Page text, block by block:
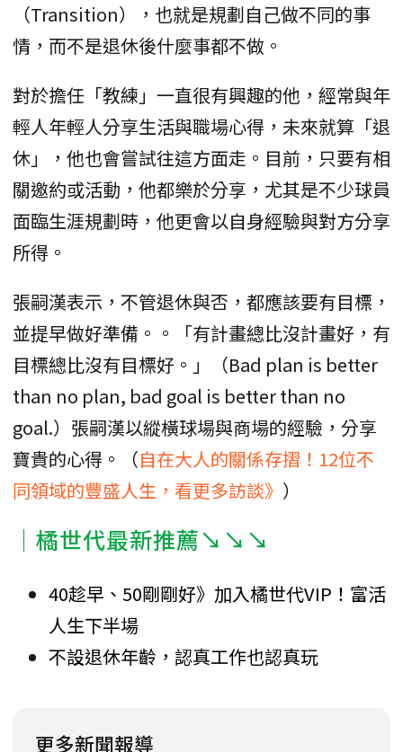
（Transition），也就是規劃自己做不同的事
情，而不是退休後什麼事都不做。
對於擔任「教練」一直很有興趣的他，經常與年
輕人年輕人分享生活與職場心得，未來就算「退
休」，他也會嘗試往這方面走。目前，只要有相
關邀約或活動，他都樂於分享，尤其是不少球員
面臨生涯規劃時，他更會以自身經驗與對方分享
所得。
張嗣漢表示，不管退休與否，都應該要有目標，
並提早做好準備。。「有計畫總比沒計畫好，有
目標總比沒有目標好。」（Bad plan is better
than no plan, bad goal is better than no
goal.）張嗣漢以縱橫球場與商場的經驗，分享
寶貴的心得。（自在大人的關係存摺！12位不
同領域的豐盛人生，看更多訪談》 ）
｜橘世代最新推薦↘↘↘
40趁早、50剛剛好》加入橘世代VIP！富活
人生下半場
不設退休年齡，認真工作也認真玩
更多新聞報導